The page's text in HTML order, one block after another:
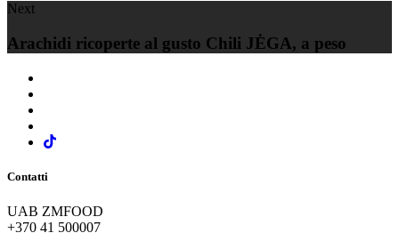
Next
Arachidi ricoperte al gusto Chili JĖGA, a peso
Contatti
UAB ZMFOOD
+370 41 500007